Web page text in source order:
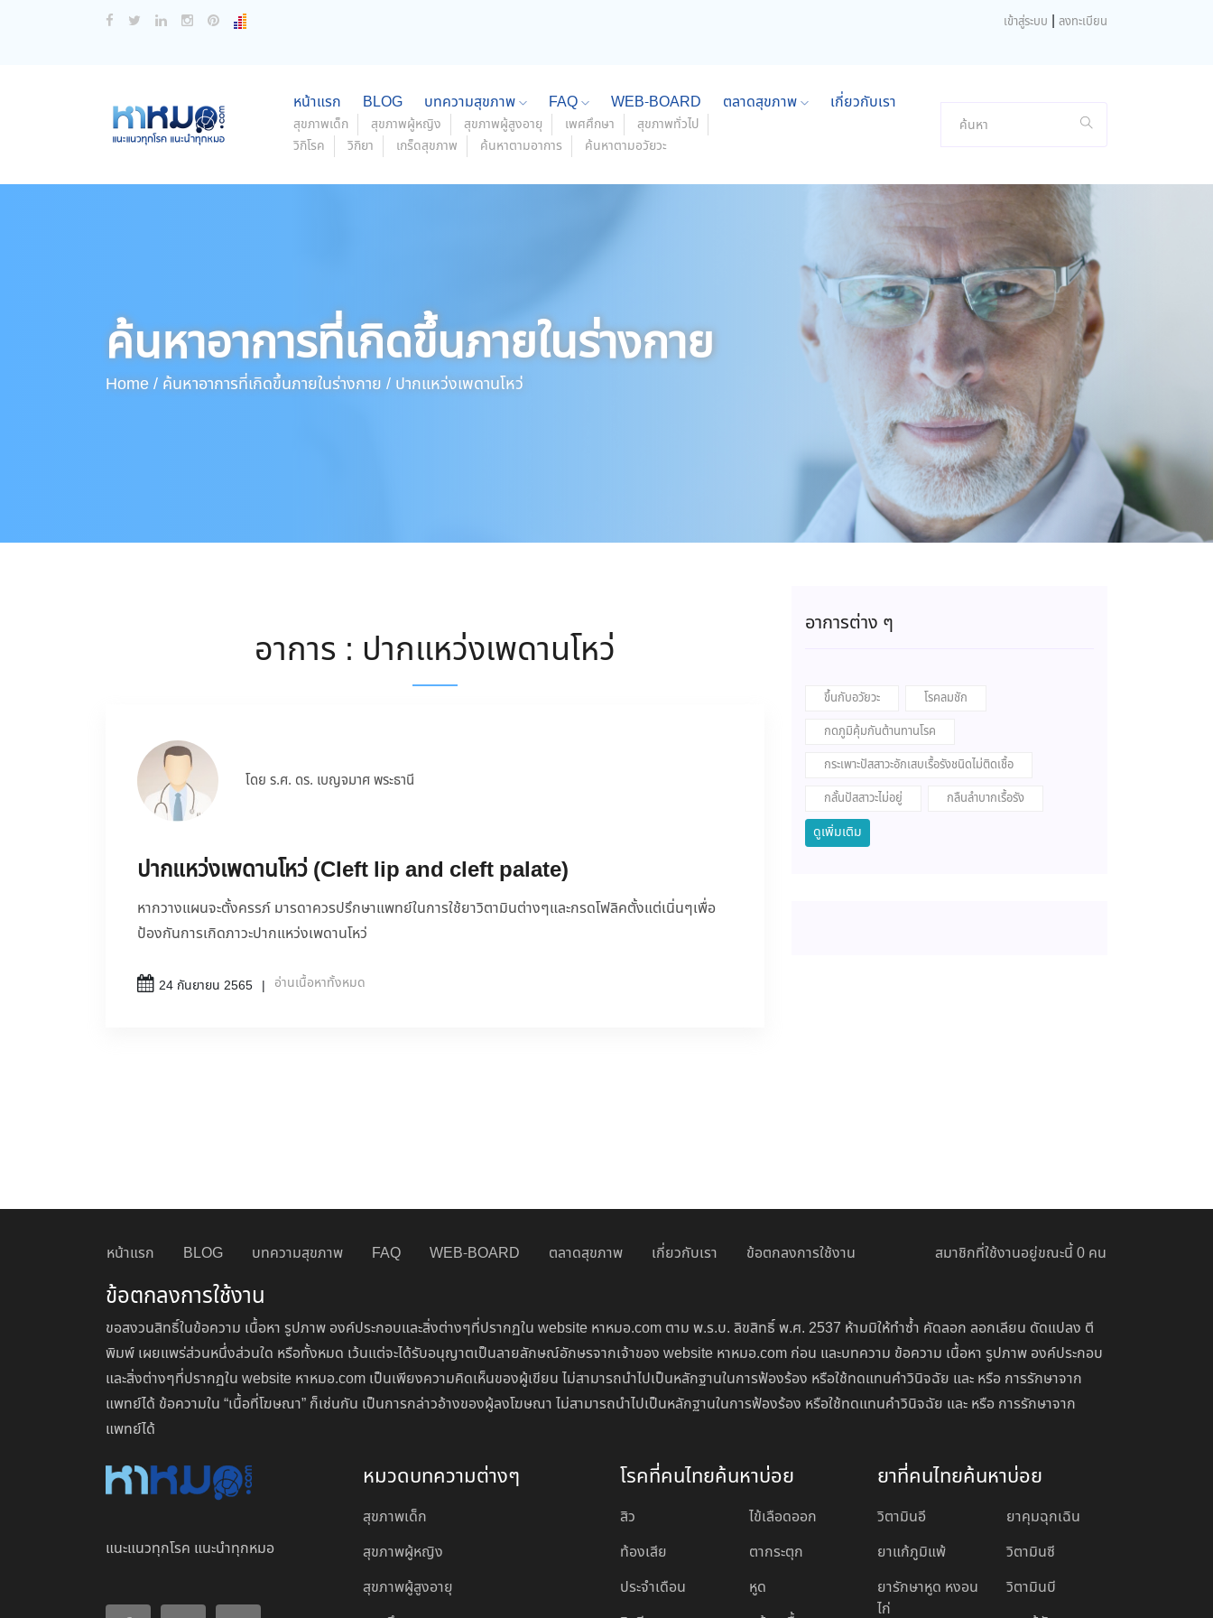
เข้าสู่ระบบ | ลงทะเบียน
หน้าแรก BLOG บทความสุขภาพ FAQ WEB-BOARD ตลาดสุขภาพ เกี่ยวกับเรา
สุขภาพเด็ก สุขภาพผู้หญิง สุขภาพผู้สูงอายุ เพศศึกษา
สุขภาพทั่วไป
วิกิโรค
วิกิยา เกร็ดสุขภาพ ค้นหาตามอาการ ค้นหาตามอวัยวะ
ค้นหาอาการที่เกิดขึ้นภายในร่างกาย
Home / ค้นหาอาการที่เกิดขึ้นภายในร่างกาย / ปากแหว่งเพดานโหว่
อาการ : ปากแหว่งเพดานโหว่
โดย ร.ศ. ดร. เบญจมาศ พระธานี
ปากแหว่งเพดานโหว่ (Cleft lip and cleft palate)
หากวางแผนจะตั้งครรภ์ มารดาควรปรึกษาแพทย์ในการใช้ยาวิตามินต่างๆและกรดโฟลิคตั้งแต่เนิ่นๆเพื่อ
ป้องกันการเกิดภาวะปากแหว่งเพดานโหว่
24 กันยายน 2565 อ่านเนื้อหาทั้งหมด
อาการต่าง ๆ
ขึ้นกับอวัยวะ
โรคลมชัก
กดภูมิคุ้มกันต้านทานโรค
กระเพาะปัสสาวะอักเสบเรื้อรังชนิดไม่ติดเชื้อ
กลั้นปัสสาวะไม่อยู่
กลืนลำบากเรื้อรัง
ดูเพิ่มเติม
หน้าแรก BLOG บทความสุขภาพ FAQ WEB-BOARD ตลาดสุขภาพ เกี่ยวกับเรา ข้อตกลงการใช้งาน สมาชิกที่ใช้งานอยู่ขณะนี้ 0 คน
ข้อตกลงการใช้งาน
ขอสงวนสิทธิ์ในข้อความ เนื้อหา รูปภาพ องค์ประกอบและสิ่งต่างๆที่ปรากฏใน website หาหมอ.com ตาม พ.ร.บ. ลิขสิทธิ์ พ.ศ. 2537 ห้ามมิให้ทำซ้ำ คัดลอก ลอกเลียน ดัดแปลง ตี
พิมพ์ เผยแพร่ส่วนหนึ่งส่วนใด หรือทั้งหมด เว้นแต่จะได้รับอนุญาตเป็นลายลักษณ์อักษรจากเจ้าของ website หาหมอ.com ก่อน และบทความ ข้อความ เนื้อหา รูปภาพ องค์ประกอบ
และสิ่งต่างๆที่ปรากฏใน website หาหมอ.com เป็นเพียงความคิดเห็นของผู้เขียน ไม่สามารถนำไปเป็นหลักฐานในการฟ้องร้อง หรือใช้ทดแทนคำวินิจฉัย และ หรือ การรักษาจาก
แพทย์ได้ ข้อความใน “เนื้อที่โฆษณา” ก็เช่นกัน เป็นการกล่าวอ้างของผู้ลงโฆษณา ไม่สามารถนำไปเป็นหลักฐานในการฟ้องร้อง หรือใช้ทดแทนคำวินิจฉัย และ หรือ การรักษาจาก
แพทย์ได้
แนะแนวทุกโรค แนะนำทุกหมอ
หมวดบทความต่างๆ
สุขภาพเด็ก
สุขภาพผู้หญิง
สุขภาพผู้สูงอายุ
โรคที่คนไทยค้นหาบ่อย ยาที่คนไทยค้นหาบ่อย
สิว
ท้องเสีย
ประจำเดือน
ไข้เลือดออก
ตากระตุก
หูด
วิตามินอี
ยาแก้ภูมิแพ้
ยารักษาหูด หงอน
ไก่
ยาคุมฉุกเฉิน
วิตามินซี
วิตามินบี